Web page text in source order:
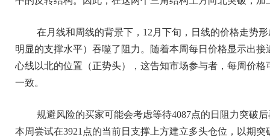
在月线和周线的背景下，12月下旬，日线的价格走势
明显的支撑水平）吞噬了阻力。随着本周每日价格显示出
心线以北的位置（正势头），这告知市场参与者，每周价
一致。
规避风险的买家可能会考虑等待4087点的日阻力突破
本周尝试在3921点的当前日支撑上方建立多头仓位，以期突